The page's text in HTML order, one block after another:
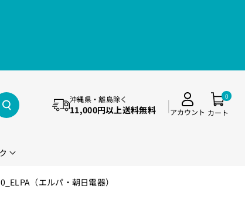
沖縄県・離島除く
11,000円以上送料無料 アカウント カート
0
（エルパ・朝日電器）